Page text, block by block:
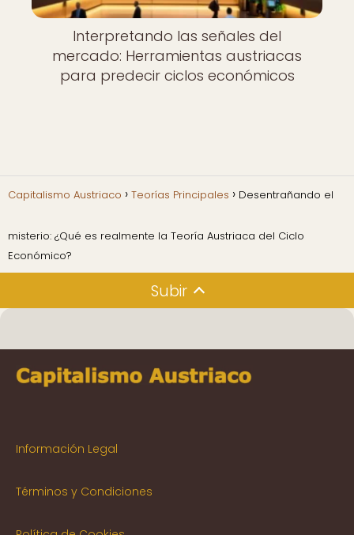
Interpretando las señales del
mercado: Herramientas austriacas
para predecir ciclos económicos
Capitalismo Austriaco Teorías Principales Desentrañando el
misterio: ¿Qué es realmente la Teoría Austriaca del Ciclo
Económico?
Subir
Información Legal
Términos y Condiciones